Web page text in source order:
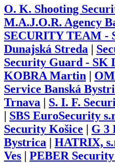
O. K. Shooting
M.A.J.O.R. Agency
SECURITY TEAM -
Dunajská Streda
Security Guard - SK
KOBRA Martin
Service Banská
Trnava
S. I. F.
SBS EuroSecurity
Security Košice
G 3
Bystrica
HATRIX,
Ves
PEBER